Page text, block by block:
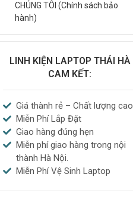
CHÚNG TÔI (Chính sách bảo
hành)
LINH KIỆN LAPTOP THÁI HÀ
CAM KẾT:
Giá thành rẻ – Chất lượng cao
Miễn Phí Lắp Đặt
Giao hàng đúng hẹn
Miễn phí giao hàng trong nội
thành Hà Nội.
Miễn Phí Vệ Sinh Laptop